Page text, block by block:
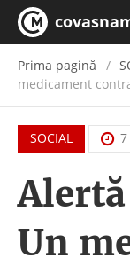
Prima pagină
medicament
SOCIAL
Un